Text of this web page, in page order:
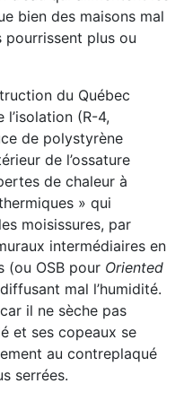
bien des maisons mal
plus ou
du Québec
l’isolation (R-4,
de polystyrène
de l’ossature
de chaleur à
» qui
moisissures, par
intermédiaires en
(ou OSB pour Oriented
mal l’humidité.
il ne sèche pas
et ses copeaux se
au contreplaqué
serrées.